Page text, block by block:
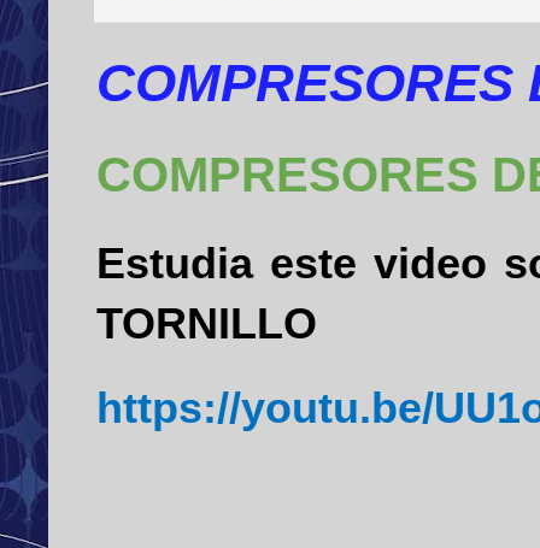
COMPRESORES
COMPRESORES
Estudia este video
TORNILLO
https://youtu.be/